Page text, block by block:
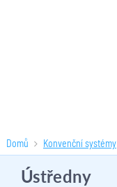
Domů Konvenční systémy
Ústředny